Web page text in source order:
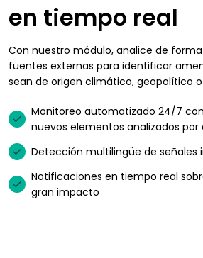
en tiempo real
Con nuestro módulo, analice de
fuentes externas para identificar
sean de origen climático, geopolítico
Monitoreo automatizado 24/7
nuevos elementos analizados por
Detección multilingüe de señales
Notificaciones en tiempo real
gran impacto